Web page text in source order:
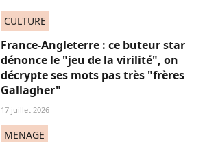
CULTURE
France-Angleterre : ce buteur star
dénonce le "jeu de la virilité", on
décrypte ses mots pas très "frères
Gallagher"
17 juillet 2026
MENAGE